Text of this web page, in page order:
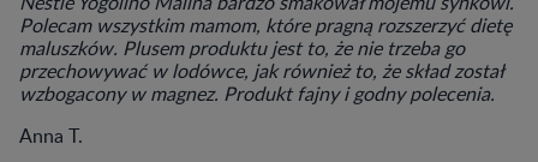
Polecam wszystkim mamom, które pragną rozszerzyć dietę
maluszków. Plusem produktu jest to, że nie trzeba go
przechowywać w lodówce, jak również to, że skład został
wzbogacony w magnez. Produkt fajny i godny polecenia.
Anna T.